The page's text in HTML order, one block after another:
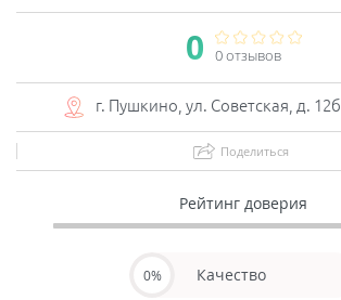
0 0 отзывов
г. Пушкино, ул. Советская, д. 12б
Поделиться
Рейтинг доверия
0% Качество